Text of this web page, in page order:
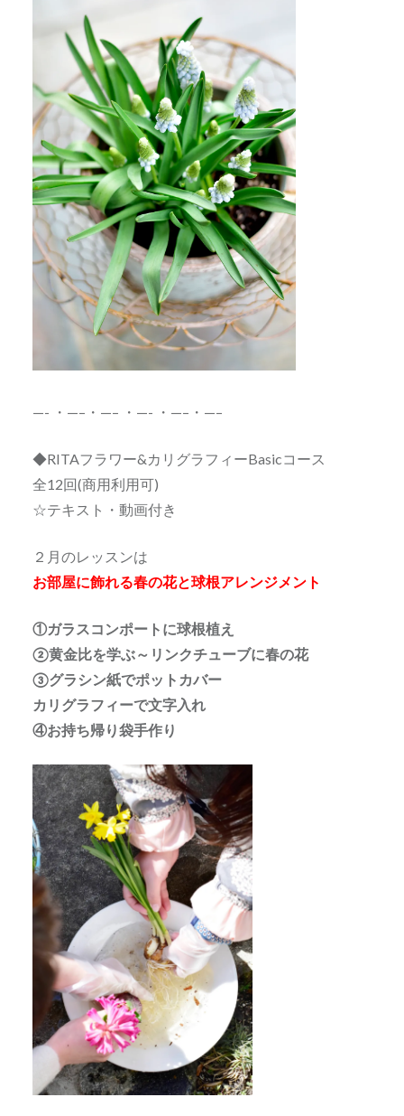
—- ・—–・—– ・—- ・—–・—–
◆RITAフラワー&カリグラフィーBasicコース
全12回(商用利用可)
☆テキスト・動画付き
２月のレッスンは
お部屋に飾れる春の花と球根アレンジメント
①ガラスコンポートに球根植え
②黄金比を学ぶ～リンクチューブに春の花
③グラシン紙でポットカバー
カリグラフィーで文字入れ
④お持ち帰り袋手作り